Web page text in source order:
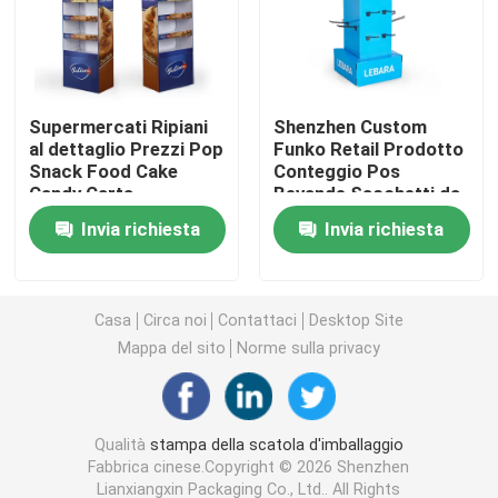
Scatola d'imballaggio cosmetica
Imballaggi alimentari
Stampa di libri con copertina rigida
Contenitori d'imballaggio di scarpa
Contenitori di imballaggio dell'abbigliamento
Scatola d'imballaggio della parrucca
Supermercati Ripiani
al dettaglio Prezzi Pop
Snack Food Cake
Candy Carta
pieghevole Cartone
Palette Pavimento
Display Stand Rack
Invia richiesta
Shenzhen Custom
Funko Retail Prodotto
Conteggio Pos
Bevande Sacchetti da
caffè Mensole
Piattaforma di
cartone
Invia richiesta
Casa Circa noi Contattaci
Desktop Site
Mappa del sito
Norme sulla privacy
Qualità stampa della scatola d'imballaggio
Fabbrica cinese.Copyright © 2026 Shenzhen
Lianxiangxin Packaging Co., Ltd.. All Rights